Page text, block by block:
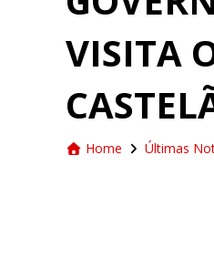
VISITA
Home Últimas